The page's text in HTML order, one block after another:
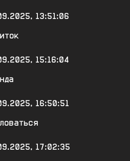
13:51:06
15:16:04
16:50:51
17:02:35